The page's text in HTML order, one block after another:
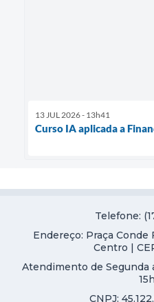
13 JUL 2026 - 13h41
Curso IA aplicada a
Telefone:
Endereço: Praça Conde
Centro |
Atendimento de Segunda
CNPJ: